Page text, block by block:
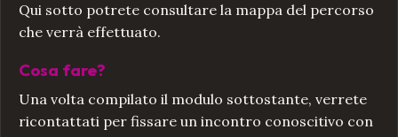
Qui sotto potrete consultare la mappa del percorso
che verrà effettuato.
Cosa fare?
Una volta compilato il modulo sottostante, verrete
ricontattati per fissare un incontro conoscitivo con